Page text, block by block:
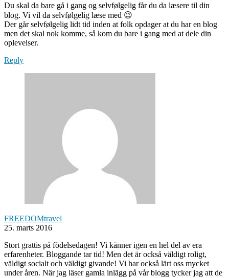
Du skal da bare gå i gang og selvfølgelig får du da læsere til din
blog. Vi vil da selvfølgelig læse med 😉
Der går selvfølgelig lidt tid inden at folk opdager at du har en blog
men det skal nok komme, så kom du bare i gang med at dele din
oplevelser.
Reply
FREEDOMtravel
25. marts 2016
Stort grattis på födelsedagen! Vi känner igen en hel del av era
erfarenheter. Bloggande tar tid! Men det är också väldigt roligt,
väldigt socialt och väldigt givande! Vi har också lärt oss mycket
under åren. När jag läser gamla inlägg på vår blogg tycker jag att de